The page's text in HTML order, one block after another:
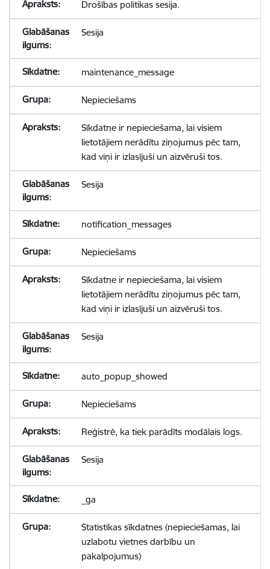
Drošības politikas sesija.
Sesija
maintenance_message
Nepieciešams
Sīkdatne ir nepieciešama, lai visiem
lietotājiem nerādītu ziņojumus pēc tam,
kad viņi ir izlasījuši un aizvēruši tos.
Sesija
notification_messages
Nepieciešams
Sīkdatne ir nepieciešama, lai visiem
lietotājiem nerādītu ziņojumus pēc tam,
kad viņi ir izlasījuši un aizvēruši tos.
Sesija
auto_popup_showed
Nepieciešams
Reģistrē, ka tiek parādīts modālais logs.
Sesija
_ga
Statistikas sīkdatnes (nepieciešamas, lai
uzlabotu vietnes darbību un
pakalpojumus)